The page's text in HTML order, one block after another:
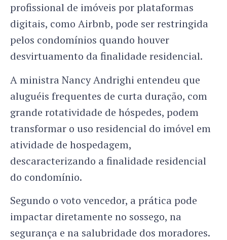
profissional de imóveis por plataformas
digitais, como Airbnb, pode ser restringida
pelos condomínios quando houver
desvirtuamento da finalidade residencial.
A ministra Nancy Andrighi entendeu que
aluguéis frequentes de curta duração, com
grande rotatividade de hóspedes, podem
transformar o uso residencial do imóvel em
atividade de hospedagem,
descaracterizando a finalidade residencial
do condomínio.
Segundo o voto vencedor, a prática pode
impactar diretamente no sossego, na
segurança e na salubridade dos moradores.